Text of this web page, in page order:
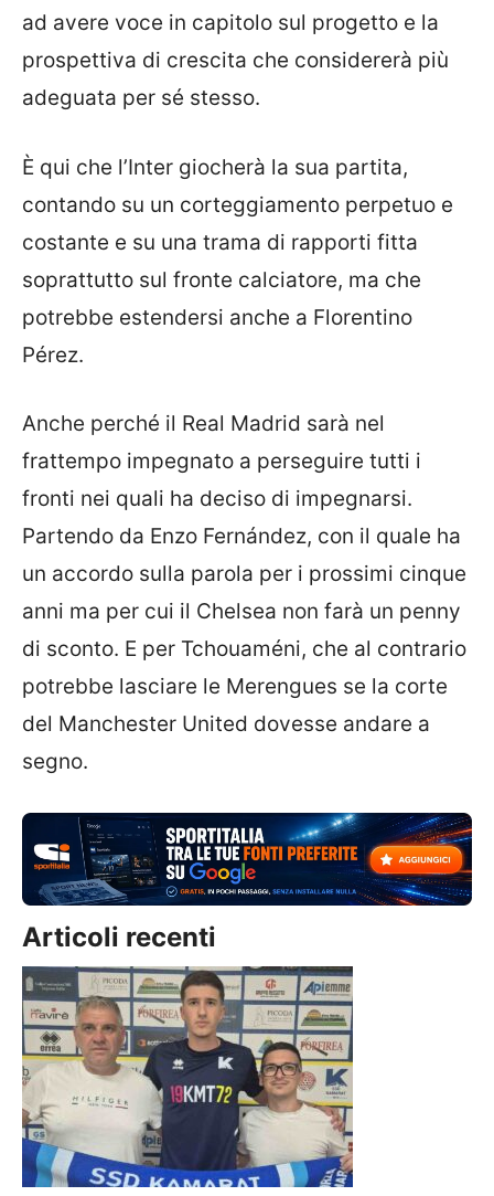
ad avere voce in capitolo sul progetto e la
prospettiva di crescita che considererà più
adeguata per sé stesso.
È qui che l’Inter giocherà la sua partita,
contando su un corteggiamento perpetuo e
costante e su una trama di rapporti fitta
soprattutto sul fronte calciatore, ma che
potrebbe estendersi anche a Florentino
Pérez.
Anche perché il Real Madrid sarà nel
frattempo impegnato a perseguire tutti i
fronti nei quali ha deciso di impegnarsi.
Partendo da Enzo Fernández, con il quale ha
un accordo sulla parola per i prossimi cinque
anni ma per cui il Chelsea non farà un penny
di sconto. E per Tchouaméni, che al contrario
potrebbe lasciare le Merengues se la corte
del Manchester United dovesse andare a
segno.
Articoli recenti